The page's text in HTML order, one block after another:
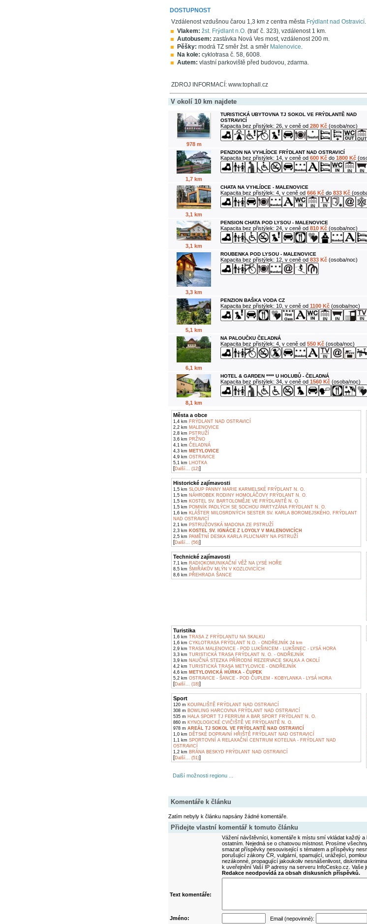
DOSTUPNOST
Vzdálenost vzdušnou čarou 1,3 km z centra města Frýdlant nad Ostravicí.
Vlakem: žst. Frýdlant n.O.(trať č. 323), vzdálenost 1 km.
Autobusem: zastávka Nová Ves most, vzdálenost 200 m.
Pěšky: modrá TZ směr žst. a směr Malenovice.
Na kole: cyklotrasa č. 58, 6008.
Autem: vlastní parkoviště před budovou, zdarma.
ZDROJ INFORMACÍ: www.tophall.cz
V okolí 10 km najdete
978 m
TURISTICKÁ UBYTOVNA TJ SOKOL VE FRÝDLANTĚ NAD
OSTRAVICÍ
Kapacita bez přistýlek: 26, v ceně od 280 Kč(osoba/noc)
1,7 km
PENZION NA VYHLÍDCE FRÝDLANT NAD OSTRAVICÍ
Kapacita bez přistýlek: 14, v ceně od 600 Kčdo 1800 Kč
3,1 km
CHATA NA VYHLÍDCE - MALENOVICE
Kapacita bez přistýlek: 4, v ceně od 666 Kčdo 833 Kč
3,1 km
PENSION CHATA POD LYSOU - MALENOVICE
Kapacita bez přistýlek: 24, v ceně od 810 Kč(osoba/noc)
3,3 km
ROUBENKA POD LYSOU - MALENOVICE
Kapacita bez přistýlek: 12, v ceně od 833 Kč(osoba/noc)
5,1 km
PENZION BAŠKA VODA CZ
Kapacita bez přistýlek: 10, v ceně od 1100 Kč(osoba/noc)
6,1 km
NA PALOUČKU ČELADNÁ
Kapacita bez přistýlek: 4, v ceně od 550 Kč(osoba/noc)
8,1 km
HOTEL & GARDEN **** U HOLUBŮ - ČELADNÁ
Kapacita bez přistýlek: 34, v ceně od 1560 Kč(osoba/noc)
Města a obce
1,4 km FRÝDLANT NAD OSTRAVICÍ
2,2 km MALENOVICE
2,8 km PSTRUŽÍ
3,6 km PRŽNO
4,1 km ČELADNÁ
4,3 km METYLOVICE
4,9 km OSTRAVICE
5,1 km LHOTKA
[Další... (12)]
Historické zajímavosti
1,5 km SLOUP PANNY MARIE KARMELSKÉ FRÝDLANT N. O.
1,5 km NÁHROBEK RODINY HOMOLÁČOVY FRÝDLANT N. O.
1,5 km KOSTEL SV. BARTOLOMĚJE VE FRÝDLANTĚ N. O.
1,5 km POMNÍK PADLÝCH SE SOCHOU PARTYZÁNA FRÝDLANT N. O.
1,6 km KLÁŠTER MILOSRDNÝCH SESTER SV. KARLA BOROMEJSKÉHO, FRÝDLANT
NAD OSTRAVICÍ
2,1 km PSTRUŽOVSKÁ MADONA ZE PSTRUŽÍ
2,3 km KOSTEL SV. IGNÁCE Z LOYOLY V MALENOVICÍCH
2,5 km PAMĚTNÍ DESKA KARLA PLUCNARY NA PSTRUŽÍ
[Další... (56)]
Technické zajímavosti
7,1 km RADIOKOMUNIKAČNÍ VĚŽ NA LYSÉ HOŘE
8,5 km ŠMIŘÁKŮV MLÝN V KOZLOVICÍCH
8,6 km PŘEHRADA ŠANCE
Turistika
1,6 km TRASA Z FRÝDLANTU NA SKALKU
1,6 km CYKLOTRASA FRÝDLANT N.O. - ONDŘEJNÍK 24 km
2,9 km TRASA MALENOVICE - POD LUKŠINCEM - LUKŠINEC - LYSÁ HORA
3,3 km TURISTICKÁ TRASA FRÝDLANT N. O. - ONDŘEJNÍK
3,9 km NAUČNÁ STEZKA PŘÍRODNÍ REZERVACE SKALKA A OKOLÍ
4,2 km TURISTICKÁ TRASA METYLOVICE - ONDŘEJNÍK
4,6 km METYLOVICKÁ HŮRKA - ČUPEK
5,2 km OSTRAVICE - ŠANCE - POD ČUPLEM - KOBYLANKA - LYSÁ HORA
[Další... (18)]
Sport
120 m KOUPALIŠTĚ FRÝDLANT NAD OSTRAVICÍ
308 m BOWLING HARCOVNA FRÝDLANT NAD OSTRAVICÍ
535 m HALA SPORT TJ FERRUM A BAR SPORT FRÝDLANT N. O.
860 m KYNOLOGICKÉ CVIČIŠTĚ VE FRÝDLANTĚ N. O.
978 m AREÁL TJ SOKOL VE FRÝDLANTĚ NAD OSTRAVICÍ
1,0 km DĚTSKÉ DOPRAVNÍ HŘIŠTĚ FRÝDLANT NAD OSTRAVICÍ
1,1 km SPORTOVNÍ A RELAXAČNÍ CENTRUM KOTELNA - FRÝDLANT NAD
OSTRAVICÍ
1,2 km BRÁNA BESKYD FRÝDLANT NAD OSTRAVICÍ
[Další... (51)]
Další možnosti regionu ...
Komentáře k článku
Zatím nebyly k článku napsány žádné komentáře.
Přidejte vlastní komentář k tomuto článku
Vážení návštěvníci, komentáře k místu smí vkládat každý
ostatním. Nejedná se o chatovou místnost. Prosíme
smazat příspěvky nesouvisející s tématem a příspěvky
porušující zákony ČR, vulgární, spamující, urážející,
nezákonné, propagující jakoukoliv nesnášenlivost,
k uveřejnění Vaší IP adresy na serveru InfoCesko.cz. Vaše
Redakce neodpovídá za obsah diskusních příspěvků.
Text komentáře:
Jméno: Email (nepovinné):